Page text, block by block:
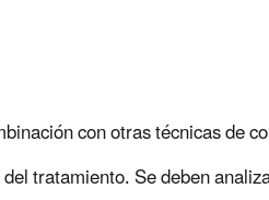
con otras técnicas de
tratamiento. Se deben